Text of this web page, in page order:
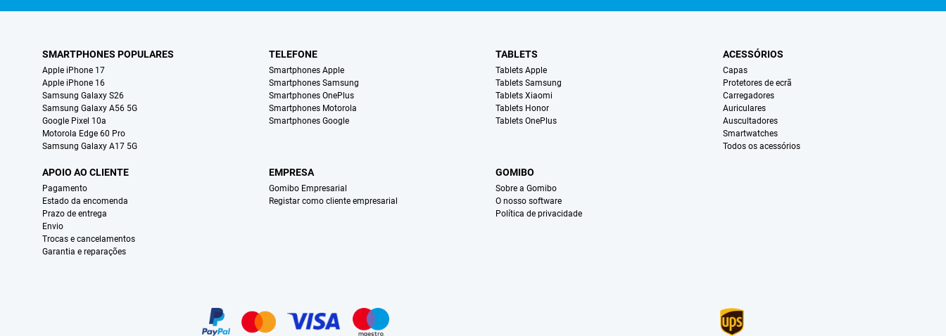
SMARTPHONES POPULARES
Apple iPhone 17
Apple iPhone 16
Samsung Galaxy S26
Samsung Galaxy A56 5G
Google Pixel 10a
Motorola Edge 60 Pro
Samsung Galaxy A17 5G
TELEFONE
Smartphones Apple
Smartphones Samsung
Smartphones OnePlus
Smartphones Motorola
Smartphones Google
TABLETS
Tablets Apple
Tablets Samsung
Tablets Xiaomi
Tablets Honor
Tablets OnePlus
ACESSÓRIOS
Capas
Protetores de ecrã
Carregadores
Auriculares
Auscultadores
Smartwatches
Todos os acessórios
APOIO AO CLIENTE
Pagamento
Estado da encomenda
Prazo de entrega
Envio
Trocas e cancelamentos
Garantia e reparações
EMPRESA
Gomibo Empresarial
Registar como cliente empresarial
GOMIBO
Sobre a Gomibo
O nosso software
Política de privacidade